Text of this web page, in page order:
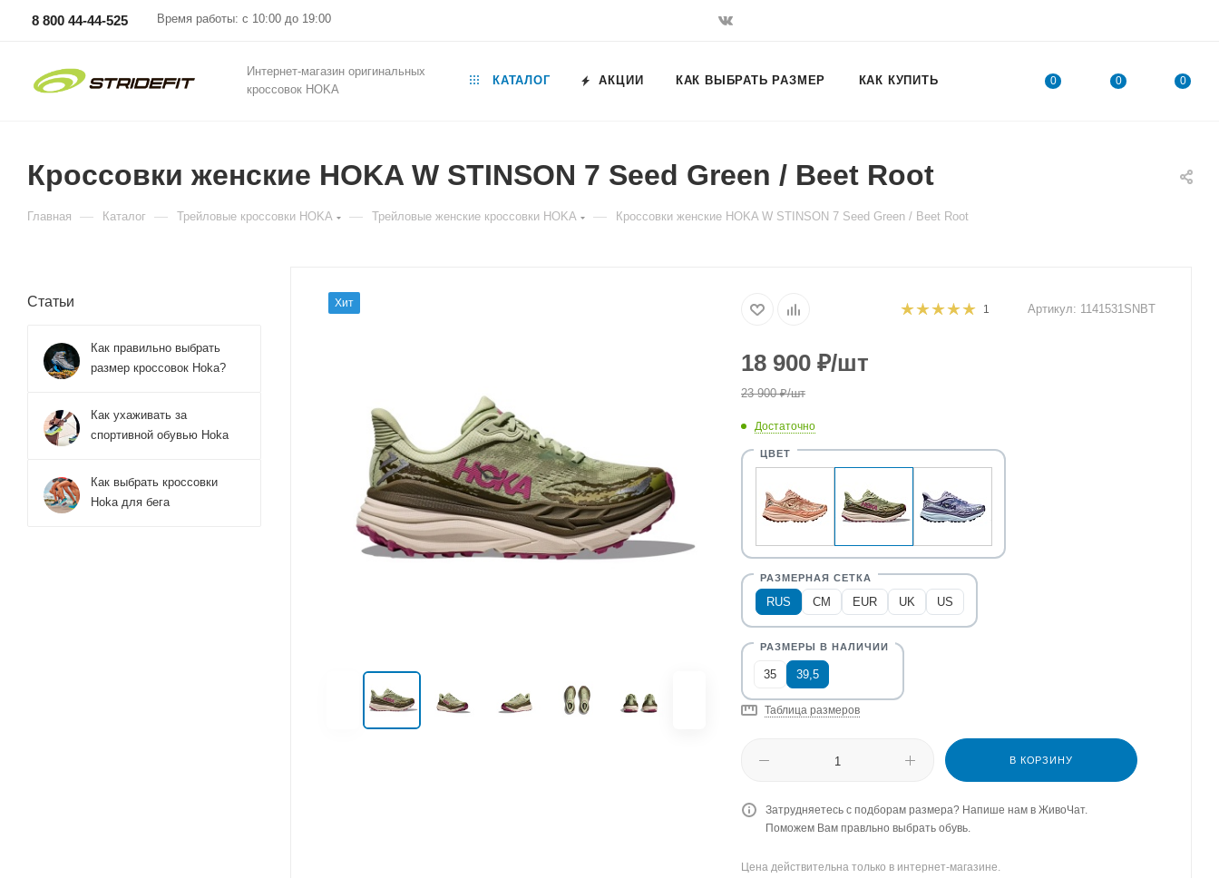
8 800 44-44-525 Время работы: с 10:00 до 19:00
0 0 0
Интернет-магазин оригинальных
кроссовок HOKA
КАТАЛОГ АКЦИИ КАК ВЫБРАТЬ РАЗМЕР КАК КУПИТЬ
Кроссовки женские HOKA W STINSON 7 Seed Green / Beet Root
Главная — Каталог — Трейловые кроссовки HOKA — Трейловые женские кроссовки HOKA — Кроссовки женские HOKA W STINSON 7 Seed Green / Beet Root
Хит 1 Артикул: 1141531SNBT
18 900 ₽/шт
23 900₽/шт
Достаточно
RUS CM EUR UK US
35 39,5
Таблица размеров
В КОРЗИНУ
Затрудняетесь с подборам размера? Напише нам в ЖивоЧат.
Поможем Вам правльно выбрать обувь.
Цена действительна только в интернет-магазине.
Статьи
Как правильно выбрать
размер кроссовок Hoka?
Как ухаживать за
спортивной обувью Hoka
Как выбрать кроссовки
Hoka для бега